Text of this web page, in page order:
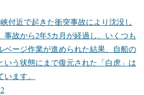
付近で起きた衝突事故により沈没し
事故から2年5カ月が経過し、いくつも
ベージ作業が進められた結果、自船の
いう状態にまで復元された「白虎」は
ます。